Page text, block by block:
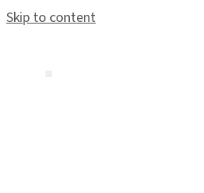
Skip to content